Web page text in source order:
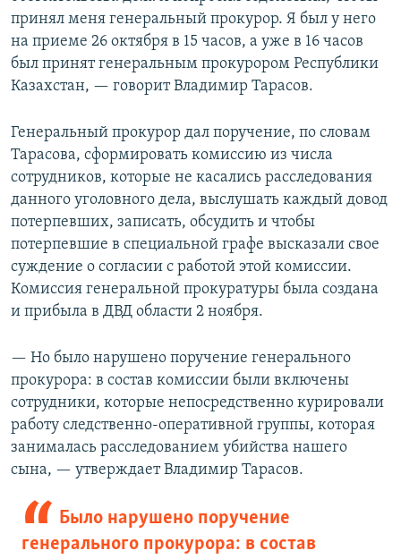
принял меня генеральный прокурор. Я был у него
на приеме 26 октября в 15 часов, а уже в 16 часов
был принят генеральным прокурором Республики
Казахстан, — говорит Владимир Тарасов.
Генеральный прокурор дал поручение, по словам
Тарасова, сформировать комиссию из числа
сотрудников, которые не касались расследования
данного уголовного дела, выслушать каждый довод
потерпевших, записать, обсудить и чтобы
потерпевшие в специальной графе высказали свое
суждение о согласии с работой этой комиссии.
Комиссия генеральной прокуратуры была создана
и прибыла в ДВД области 2 ноября.
— Но было нарушено поручение генерального
прокурора: в состав комиссии были включены
сотрудники, которые непосредственно курировали
работу следственно-оперативной группы, которая
занималась расследованием убийства нашего
сына, — утверждает Владимир Тарасов.
Было нарушено поручение
генерального прокурора: в состав